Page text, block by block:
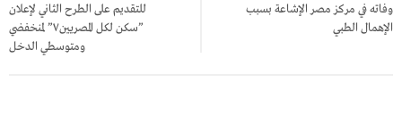
وفاته في مركز مصر الإشاعة بسبب
الإهمال الطبي
للتقديم على الطرح الثاني لإعلان
”سكن لكل المصريين٧” لمنخفضي
ومتوسطي الدخل